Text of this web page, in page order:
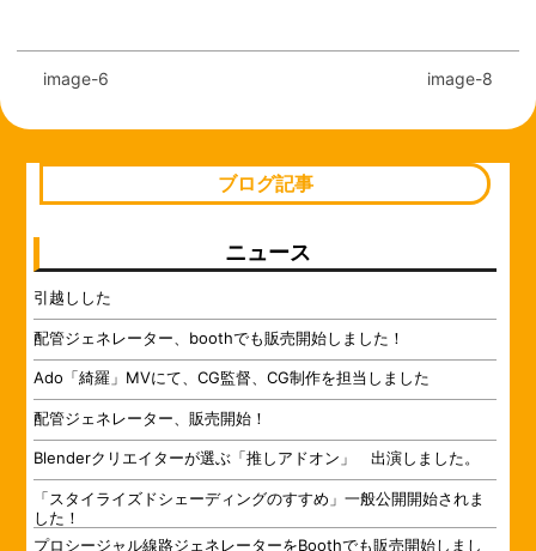
image-6 image-8
ブログ記事
ニュース
引越しした
配管ジェネレーター、boothでも販売開始しました！
Ado「綺羅」MVにて、CG監督、CG制作を担当しました
配管ジェネレーター、販売開始！
Blenderクリエイターが選ぶ「推しアドオン」 出演しました。
「スタイライズドシェーディングのすすめ」一般公開開始されま
した！
プロシージャル線路ジェネレーターをBoothでも販売開始しまし